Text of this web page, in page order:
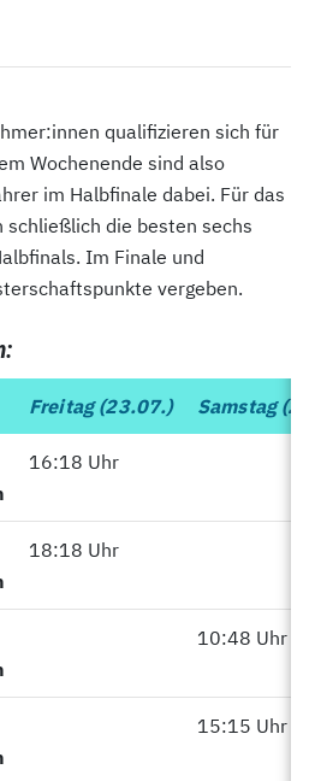
qualifizieren sich für
Wochenende sind also
im Halbfinale dabei. Für das
schließlich die besten sechs
Im Finale und
vergeben.
Freitag (23.07.) Samstag
16:18 Uhr
18:18 Uhr
10:48 Uhr
15:15 Uhr